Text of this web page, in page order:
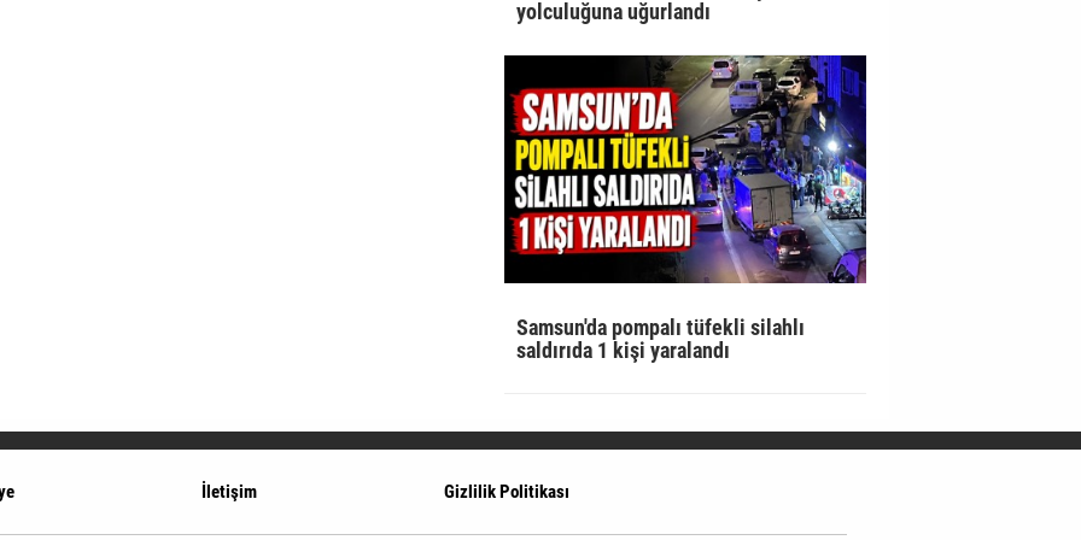
yolculuğuna uğurlandı
Samsun'da pompalı tüfekli silahlı
saldırıda 1 kişi yaralandı
İletişim Gizlilik Politikası